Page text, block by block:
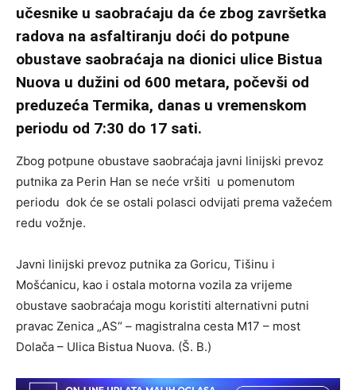
učesnike u saobraćaju da će zbog završetka
radova na asfaltiranju doći do potpune
obustave saobraćaja na dionici ulice Bistua
Nuova u dužini od 600 metara, počevši od
preduzeća Termika, danas u vremenskom
periodu od 7:30 do 17 sati.
Zbog potpune obustave saobraćaja javni linijski prevoz
putnika za Perin Han se neće vršiti u pomenutom
periodu dok će se ostali polasci odvijati prema važećem
redu vožnje.
Javni linijski prevoz putnika za Goricu, Tišinu i
Mošćanicu, kao i ostala motorna vozila za vrijeme
obustave saobraćaja mogu koristiti alternativni putni
pravac Zenica „AS“ – magistralna cesta M17 – most
Dolača – Ulica Bistua Nuova. (Š. B.)